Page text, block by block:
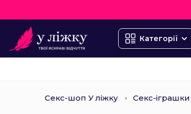
Категорії
Секс-шоп У ліжку Секс-іграшки